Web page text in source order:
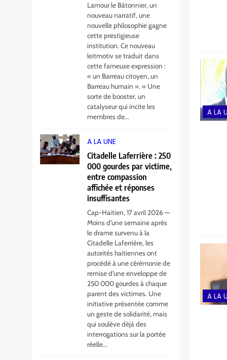
Lamour le Bâtonnier, un
nouveau narratif, une
nouvelle philosophie gagne
cette prestigieuse
institution. Ce nouveau
leitmotiv se traduit dans
cette fameuse expression :
« un Barreau citoyen, un
Barreau humain ». « Une
sorte de booster, un
catalyseur qui incite les
membres de...
A LA UNE
Citadelle Laferrière : 250
000 gourdes par victime,
entre compassion
affichée et réponses
insuffisantes
Cap-Haïtien, 17 avril 2026 —
Moins d’une semaine après
le drame survenu à la
Citadelle Laferrière, les
autorités haïtiennes ont
procédé à une cérémonie de
remise d’une enveloppe de
250 000 gourdes à chaque
parent des victimes. Une
initiative présentée comme
un geste de solidarité, mais
qui soulève déjà des
interrogations sur la portée
réelle...
Cap-Haïtien : Me
A LA
A LA